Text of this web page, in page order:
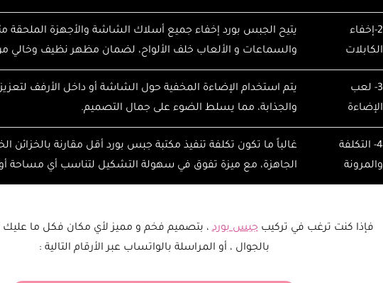
2-​إخفاء
الكابلات
يتيح الجبس بورد إخفاء جميع أسلاك الشاشة والأجهزة الملحقة
والسماعات و الألعاب خلف الألواح، لضمان مظهر نظيف وخالي
3- ​لعب
الإضاءة
يتم استخدام الإضاءة المخفية حول الشاشة أو داخل الأرفف لتعزيز
والجذابة، مما يسلط الضوء على جمال التصميم.
4- ​التكلفة
والمرونة
غالباً ما تكون تكلفة تنفيذ مكتبة جبس بورد أقل مقارنة بالخزائن
الجاهزة، مع ميزة تفوق في سهولة التشكيل لتناسب أي مساحة
​فإذا كنت ترغب في تركيبجبس بورد، بتصميم فخم و مميز لأي مكان فكل ما
بالجوال ، أو المراسلة بالواتساب عبر الأرقام التالية :